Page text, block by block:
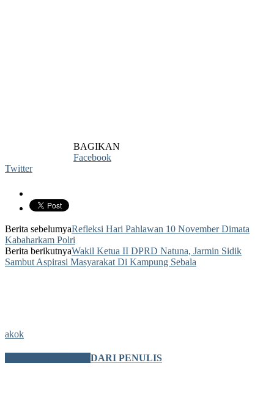
BAGIKAN
Facebook
Twitter
Berita sebelumyaRefleksi Hari Pahlawan 10 November Dimata
Kabaharkam Polri
Berita berikutnyaWakil Ketua II DPRD Natuna, Jarmin Sidik
Sambut Aspirasi Masyarakat Di Kampung Sebala
akok
DARI PENULIS